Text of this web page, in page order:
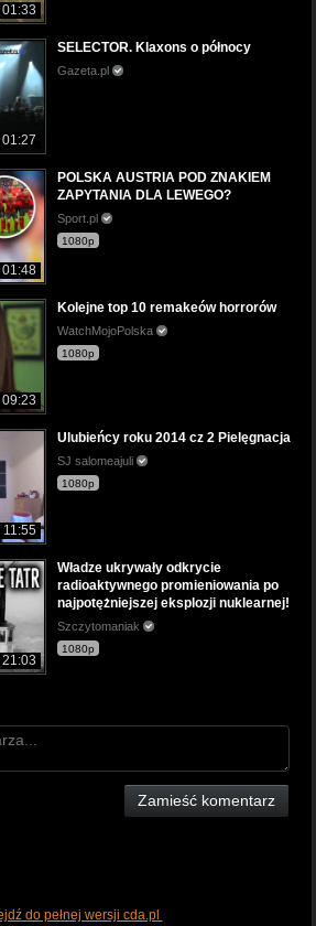
01:33
01:27
SELECTOR. Klaxons o północy
Gazeta.pl
01:48
POLSKA AUSTRIA POD ZNAKIEM
ZAPYTANIA DLA LEWEGO?
Sport.pl
1080p
09:23
Kolejne top 10 remakeów horrorów
WatchMojoPolska
1080p
11:55
Ulubieńcy roku 2014 cz 2 Pielęgnacja
SJ salomeajuli
1080p
21:03
Władze ukrywały odkrycie
radioaktywnego promieniowania po
najpotężniejszej eksplozji nuklearnej!
Szczytomaniak
1080p
Zamieść komentarz
do pełnej wersji cda.pl